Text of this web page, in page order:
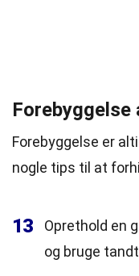
Forebyggelse
Forebyggelse er
nogle tips til at
13 Oprethold en
og bruge